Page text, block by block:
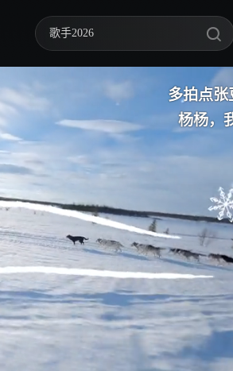
歌手2026
乘风2026
中餐厅·南洋拾光季
忙忙碌碌寻宝藏2
妻子的浪漫旅行2026
我们的宿舍·归心季
克制升温
爸爸当家 第五季
你好，星期六
多拍点张豆豆啊好看爱看
杨杨，我来啦